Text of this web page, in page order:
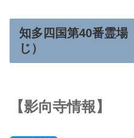
知多四国第40番霊場
じ ）
【影向寺情報】